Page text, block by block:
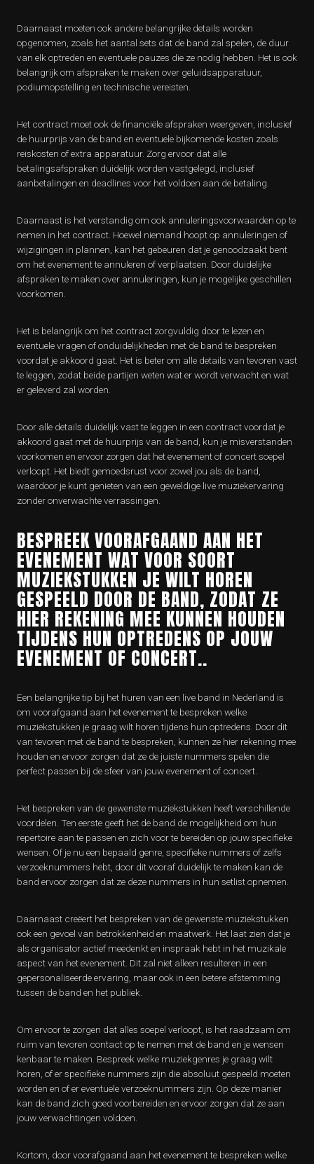
Daarnaast moeten ook andere belangrijke details worden
opgenomen, zoals het aantal sets dat de band zal spelen, de duur
van elk optreden en eventuele pauzes die ze nodig hebben. Het is ook
belangrijk om afspraken te maken over geluidsapparatuur,
podiumopstelling en technische vereisten.
Het contract moet ook de financiële afspraken weergeven, inclusief
de huurprijs van de band en eventuele bijkomende kosten zoals
reiskosten of extra apparatuur. Zorg ervoor dat alle
betalingsafspraken duidelijk worden vastgelegd, inclusief
aanbetalingen en deadlines voor het voldoen aan de betaling.
Daarnaast is het verstandig om ook annuleringsvoorwaarden op te
nemen in het contract. Hoewel niemand hoopt op annuleringen of
wijzigingen in plannen, kan het gebeuren dat je genoodzaakt bent
om het evenement te annuleren of verplaatsen. Door duidelijke
afspraken te maken over annuleringen, kun je mogelijke geschillen
voorkomen.
Het is belangrijk om het contract zorgvuldig door te lezen en
eventuele vragen of onduidelijkheden met de band te bespreken
voordat je akkoord gaat. Het is beter om alle details van tevoren vast
te leggen, zodat beide partijen weten wat er wordt verwacht en wat
er geleverd zal worden.
Door alle details duidelijk vast te leggen in een contract voordat je
akkoord gaat met de huurprijs van de band, kun je misverstanden
voorkomen en ervoor zorgen dat het evenement of concert soepel
verloopt. Het biedt gemoedsrust voor zowel jou als de band,
waardoor je kunt genieten van een geweldige live muziekervaring
zonder onverwachte verrassingen.
BESPREEK VOORAFGAAND AAN HET
EVENEMENT WAT VOOR SOORT
MUZIEKSTUKKEN JE WILT HOREN
GESPEELD DOOR DE BAND, ZODAT ZE
HIER REKENING MEE KUNNEN HOUDEN
TIJDENS HUN OPTREDENS OP JOUW
EVENEMENT OF CONCERT..
Een belangrijke tip bij het huren van een live band in Nederland is
om voorafgaand aan het evenement te bespreken welke
muziekstukken je graag wilt horen tijdens hun optredens. Door dit
van tevoren met de band te bespreken, kunnen ze hier rekening mee
houden en ervoor zorgen dat ze de juiste nummers spelen die
perfect passen bij de sfeer van jouw evenement of concert.
Het bespreken van de gewenste muziekstukken heeft verschillende
voordelen. Ten eerste geeft het de band de mogelijkheid om hun
repertoire aan te passen en zich voor te bereiden op jouw specifieke
wensen. Of je nu een bepaald genre, specifieke nummers of zelfs
verzoeknummers hebt, door dit vooraf duidelijk te maken kan de
band ervoor zorgen dat ze deze nummers in hun setlist opnemen.
Daarnaast creëert het bespreken van de gewenste muziekstukken
ook een gevoel van betrokkenheid en maatwerk. Het laat zien dat je
als organisator actief meedenkt en inspraak hebt in het muzikale
aspect van het evenement. Dit zal niet alleen resulteren in een
gepersonaliseerde ervaring, maar ook in een betere afstemming
tussen de band en het publiek.
Om ervoor te zorgen dat alles soepel verloopt, is het raadzaam om
ruim van tevoren contact op te nemen met de band en je wensen
kenbaar te maken. Bespreek welke muziekgenres je graag wilt
horen, of er specifieke nummers zijn die absoluut gespeeld moeten
worden en of er eventuele verzoeknummers zijn. Op deze manier
kan de band zich goed voorbereiden en ervoor zorgen dat ze aan
jouw verwachtingen voldoen.
Kortom, door voorafgaand aan het evenement te bespreken welke